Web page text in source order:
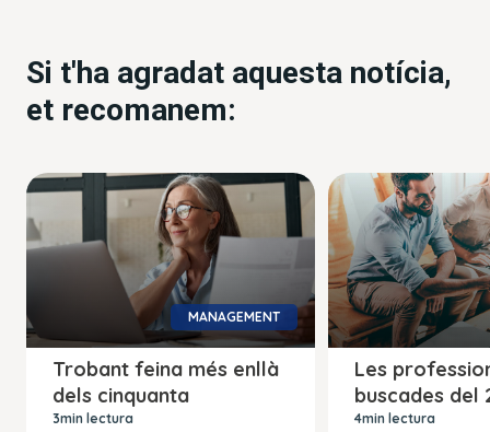
Si t'ha agradat aquesta notícia,
et recomanem:
MANAGEMENT
Trobant feina més enllà
dels cinquanta
3min lectura
Les
buscades del
4min lectura